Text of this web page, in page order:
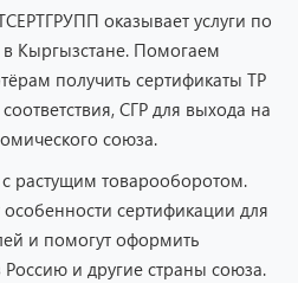
оказывает услуги по
Кыргызстане. Помогаем
получить сертификаты ТР
СГР для выхода на
союза.
растущим товарооборотом.
сертификации для
и помогут оформить
и другие страны союза.